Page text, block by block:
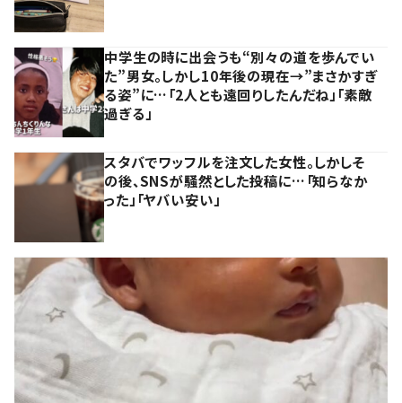
中学生の時に出会うも“別々の道を歩んでい
た”男女。しかし10年後の現在→”まさかすぎ
る姿”に…「2人とも遠回りしたんだね」「素敵
過ぎる」
スタバでワッフルを注文した女性。しかしそ
の後、SNSが騒然とした投稿に…「知らなか
った」「ヤバい安い」